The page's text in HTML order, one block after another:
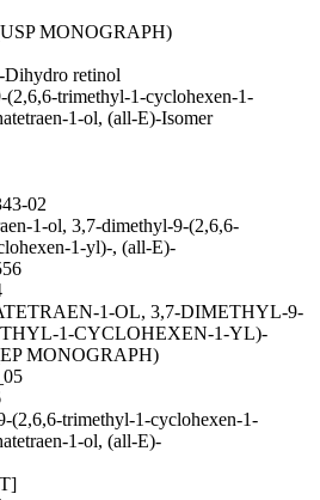
MONOGRAPH)
Dihydro retinol
(2,6,6-trimethyl-1-cyclohexen-1-
1-ol, (all-E)-Isomer
02
1-ol, 3,7-dimethyl-9-(2,6,6-
1-yl)-, (all-E)-
1-OL, 3,7-DIMETHYL-9-
1-CYCLOHEXEN-1-YL)-
MONOGRAPH)
(2,6,6-trimethyl-1-cyclohexen-1-
1-ol, (all-E)-